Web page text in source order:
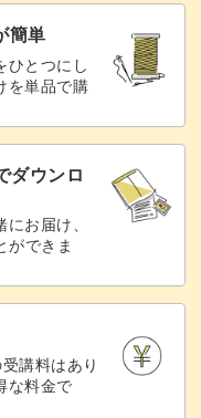
きに復習できるの
ますよ♪
プ！
後にポンポンをつけ
るコツもお教えしま
簡単
ひとつにし
を単品で購
ダウンロ
お届け、
ができま
講料はあり
な料金で